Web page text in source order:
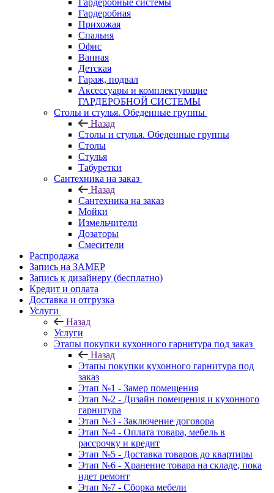
Гардеробные системы
Гардеробная
Прихожая
Спальня
Офис
Ванная
Детская
Гараж, подвал
Аксессуары и комплектующие
ГАРДЕРОБНОЙ СИСТЕМЫ
Столы и стулья. Обеденные группы
Назад
Столы и стулья. Обеденные группы
Столы
Стулья
Табуретки
Сантехника на заказ
Назад
Сантехника на заказ
Мойки
Измельчители
Дозаторы
Смесители
Распродажа
Запись на ЗАМЕР
Запись к дизайнеру (бесплатно)
Кредит и оплата
Доставка и отгрузка
Услуги
Назад
Услуги
Этапы покупки кухонного гарнитура под заказ
Назад
Этапы покупки кухонного гарнитура под
заказ
Этап №1 - Замер помещения
Этап №2 - Дизайн помещения и кухонного
гарнитура
Этап №3 - Заключение договора
Этап №4 - Оплата товара, мебель в
рассрочку и кредит
Этап №5 - Доставка товаров до квартиры
Этап №6 - Хранение товара на складе, пока
идет ремонт
Этап №7 - Сборка мебели